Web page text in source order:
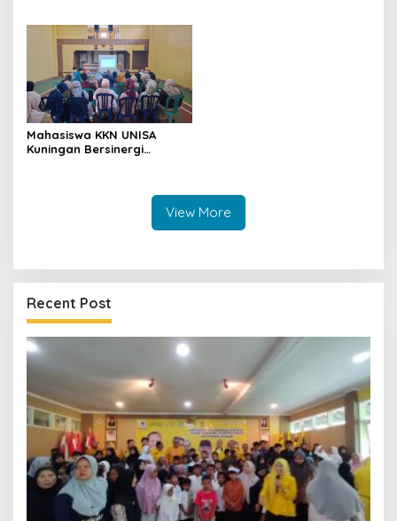
Emas
Mahasiswa KKN UNISA
Kuningan Bersinergi
View More
Recent Post